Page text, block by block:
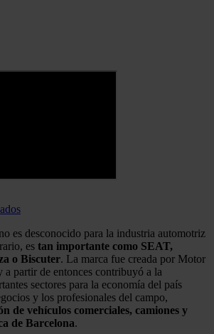
no es desconocido para la industria automotriz
es tan importante como SEAT,
o Biscuter. La marca fue creada por Motor
partir de entonces contribuyó a la
sectores para la economía del país
y los profesionales del campo,
de vehículos comerciales, camiones y
de Barcelona.